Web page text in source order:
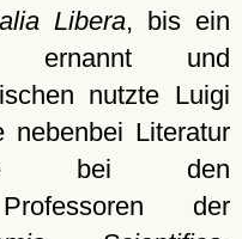
Libera, bis ein
ernannt und
nutzte Luigi
nebenbei Literatur
bei den
der